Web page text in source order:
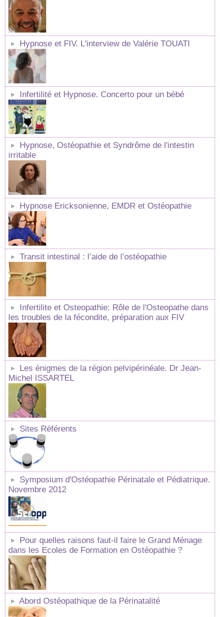
Hypnose et FIV. L'interview de Valérie TOUATI
Infertilité et Hypnose. Concerto pour un bébé
Hypnose, Ostéopathie et Syndrôme de l'intestin
irritable
Hypnose Ericksonienne, EMDR et Ostéopathie
Transit intestinal : l’aide de l’ostéopathie
Infertilite et Osteopathie: Rôle de l'Osteopathe dans
les troubles de la fécondite, préparation aux FIV
Les énigmes de la région pelvipérinéale. Dr Jean-
Michel ISSARTEL
Sites Référents
Symposium d'Ostéopathie Périnatale et Pédiatrique.
Novembre 2012
Pour quelles raisons faut-il faire le Grand Ménage
dans les Ecoles de Formation en Ostéopathie ?
Abord Ostéopathique de la Périnatalité